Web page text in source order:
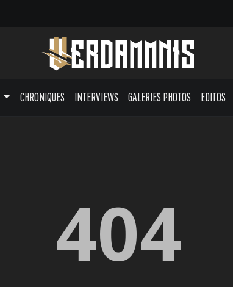
CHRONIQUES INTERVIEWS GALERIES PHOTOS EDITOS
404